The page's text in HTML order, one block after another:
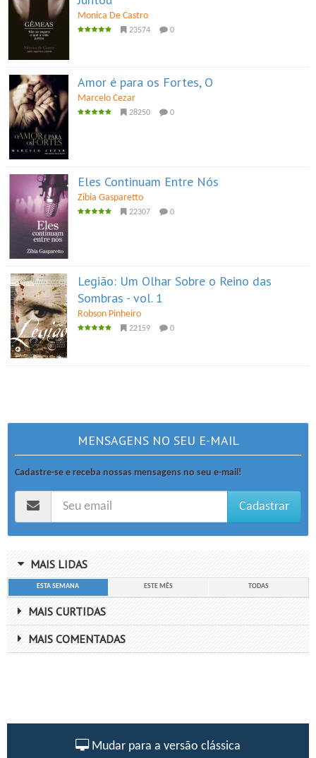
Monica De Castro
23574 0
Amor é para os Fortes, O
Marcelo Cezar
28250 0
Eles Continuam Entre Nós
Zibia Gasparetto
22307 0
Legião: Um Olhar Sobre o Reino das
Sombras - vol. 1
Robson Pinheiro
22159 0
MENSAGENS NO SEU E-MAIL
Cadastre-se e receba nossas mensagens no seu e-mail!
Cadastrar
MAIS LIDAS
ESTA SEMANA ESTE MÊS TODAS
MAIS CURTIDAS
MAIS COMENTADAS
Mudar para a versão clássica